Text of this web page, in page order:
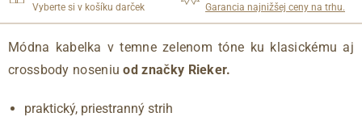
Vyberte si v košíku darček Garancia najnižšej ceny na trhu.
Módna kabelka v temne zelenom tóne ku klasickému aj
crossbody noseniu od značky Rieker.
praktický, priestranný strih